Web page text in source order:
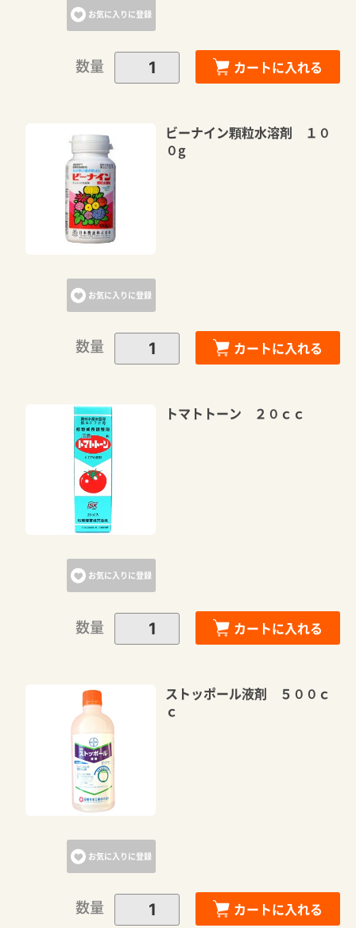
お気に入りに登録
数量 カートに入れる
お気に入りに登録
ビーナイン顆粒水溶剤 １０
０g
数量 カートに入れる
お気に入りに登録
トマトトーン ２０ｃｃ
数量 カートに入れる
お気に入りに登録
ストッポール液剤 ５００ｃ
ｃ
数量 カートに入れる